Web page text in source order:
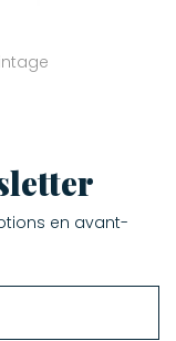
en avant-